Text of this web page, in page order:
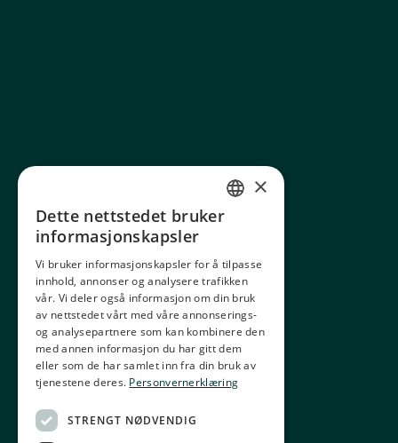
NORWEGIAN
GERMAN
FRENCH
SPANISH
FINNISH
×
Dette nettstedet bruker
informasjonskapsler
Vi bruker informasjonskapsler for å tilpasse
innhold, annonser og analysere trafikken
vår. Vi deler også informasjon om din bruk
av nettstedet vårt med våre annonserings-
og analysepartnere som kan kombinere den
med annen informasjon du har gitt dem
eller som de har samlet inn fra din bruk av
tjenestene deres. Personvernerklæring
STRENGT NØDVENDIG